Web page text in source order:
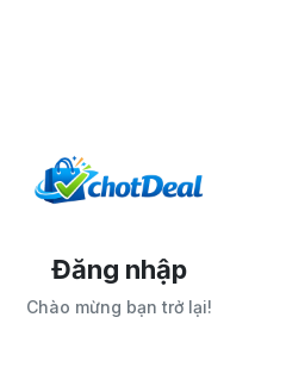
Đăng nhập
Chào mừng bạn trở lại!